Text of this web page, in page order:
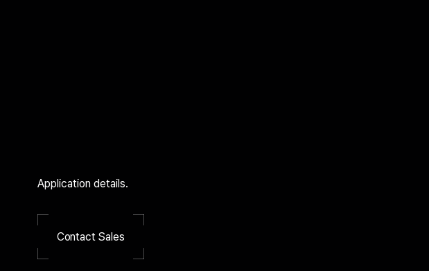
Application details.
Contact Sales